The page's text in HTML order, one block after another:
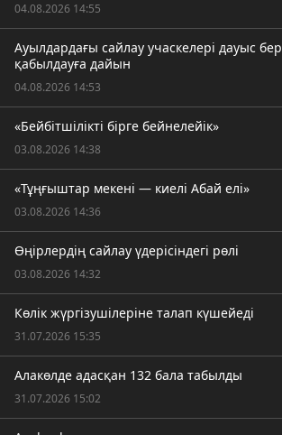
04.08.2026 14:55
Ауылдардағы сайлау учаскелері дауыс
қабылдауға дайын
04.08.2026 14:53
«Бейбітшілікті бірге бейнелейік»
03.08.2026 14:38
«Тұңғыштар мекені — киелі Абай елі»
03.08.2026 14:36
Өңірлердің сайлау үдерісіндегі рөлі
03.08.2026 14:32
Көлік жүргізушілеріне талап күшейеді
31.07.2026 15:35
Алакөлде адасқан 132 бала табылды
31.07.2026 15:02